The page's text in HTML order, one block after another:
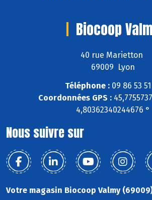
Biocoop
40 rue Marietton
69009 Lyon
Téléphone : 09 86 53 51
Coordonnées GPS :
4,80362340244676 °
Nous suivre sur
Votre magasin Biocoop Valmy